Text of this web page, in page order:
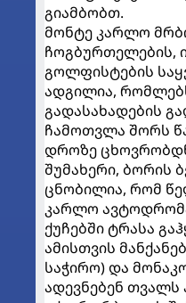
გიამბობთ.
მონტე კარლო
ჩოგბურთელების,
გოლფისტების
ადგილია,
გადასახადების
ჩამოთვლა შორს
დროზე
შუმახერი, ბორის
ცნობილია, რომ
კარლო
ქუჩებში ტრასა
ამისთვის
საჭირო) და
ადევნებენ